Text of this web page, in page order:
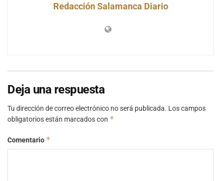
Redacción Salamanca Diario
Deja una respuesta
Tu dirección de correo electrónico no será publicada. Los campos
obligatorios están marcados con *
Comentario *